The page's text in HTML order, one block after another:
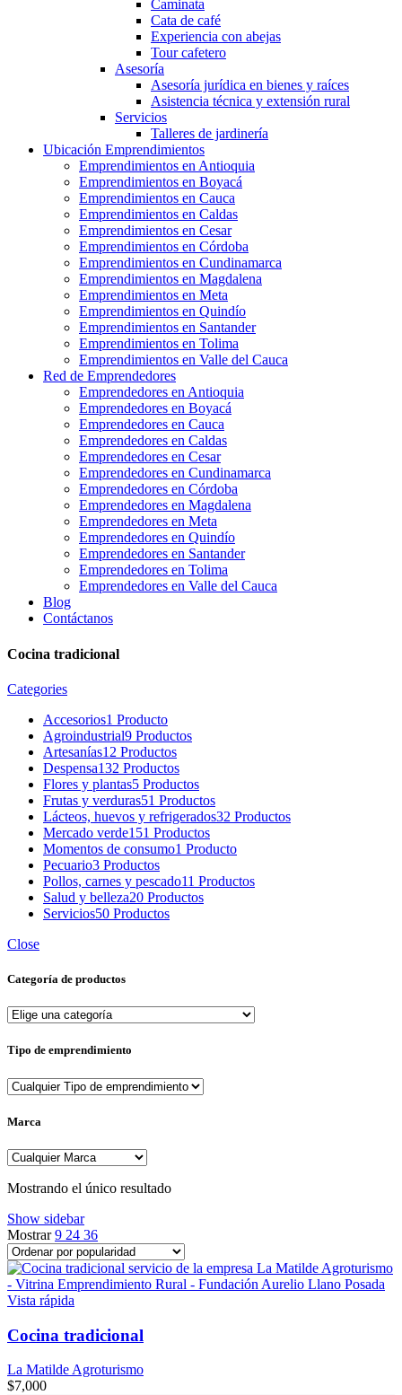
Caminata
Cata de café
Experiencia con abejas
Tour cafetero
Asesoría
Asesoría jurídica en bienes y raíces
Asistencia técnica y extensión rural
Servicios
Talleres de jardinería
Ubicación Emprendimientos
Emprendimientos en Antioquia
Emprendimientos en Boyacá
Emprendimientos en Cauca
Emprendimientos en Caldas
Emprendimientos en Cesar
Emprendimientos en Córdoba
Emprendimientos en Cundinamarca
Emprendimientos en Magdalena
Emprendimientos en Meta
Emprendimientos en Quindío
Emprendimientos en Santander
Emprendimientos en Tolima
Emprendimientos en Valle del Cauca
Red de Emprendedores
Emprendedores en Antioquia
Emprendedores en Boyacá
Emprendedores en Cauca
Emprendedores en Caldas
Emprendedores en Cesar
Emprendedores en Cundinamarca
Emprendedores en Córdoba
Emprendedores en Magdalena
Emprendedores en Meta
Emprendedores en Quindío
Emprendedores en Santander
Emprendedores en Tolima
Emprendedores en Valle del Cauca
Blog
Contáctanos
Cocina tradicional
Categories
Accesorios1 Producto
Agroindustrial9 Productos
Artesanías12 Productos
Despensa132 Productos
Flores y plantas5 Productos
Frutas y verduras51 Productos
Lácteos, huevos y refrigerados32 Productos
Mercado verde151 Productos
Momentos de consumo1 Producto
Pecuario3 Productos
Pollos, carnes y pescado11 Productos
Salud y belleza20 Productos
Servicios50 Productos
Close
Categoría de productos
Tipo de emprendimiento
Marca
Mostrando el único resultado
Show sidebar
Mostrar9 24 36
Vista rápida
Cocina tradicional
La Matilde Agroturismo
$7,000